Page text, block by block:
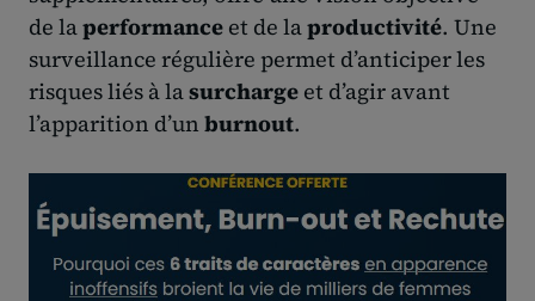
de laperformance et de laproductivité. Une
surveillance régulière permet d’anticiper les
risques liés à lasurcharge et d’agir avant
l’apparition d’un burnout.